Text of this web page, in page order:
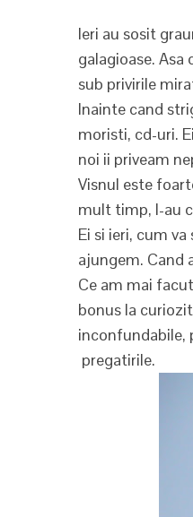
Ieri au sosit
galagioase.
sub privirile
Inainte cand
moristi, cd-uri.
noi ii priveam
Visnul este
mult timp, l-au
Ei si ieri, cum
ajungem. Cand
Ce am mai
bonus la
inconfundabile,
pregatirile.